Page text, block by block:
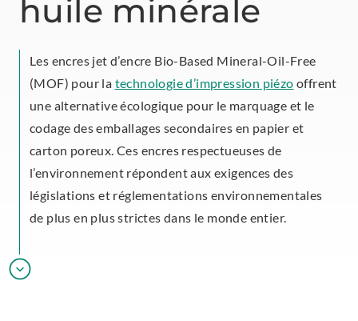
huile minérale
Les encres jet d’encre Bio-Based Mineral-Oil-Free
(MOF) pour la technologie d’impression piézo offrent
une alternative écologique pour le marquage et le
codage des emballages secondaires en papier et
carton poreux. Ces encres respectueuses de
l’environnement répondent aux exigences des
législations et réglementations environnementales
de plus en plus strictes dans le monde entier.